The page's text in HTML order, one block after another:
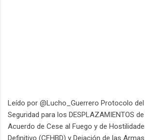
Leído por @Lucho_Guerrero Protocolo
Seguridad para los DESPLAZAMIENTOS
Acuerdo de Cese al Fuego y de
Definitivo (CFHBD) y Dejación de las Armas